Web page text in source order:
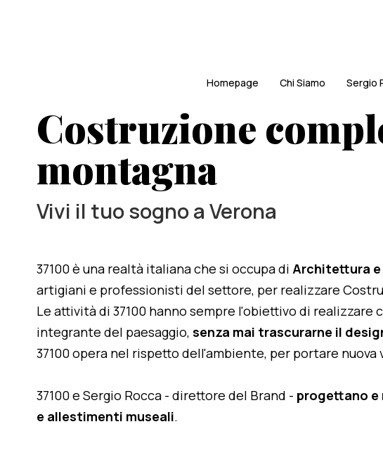
Homepage Chi Siamo Sergio
Costruzione
montagna
Vivi il tuo sogno a Verona
37100 è una realtà italiana che si occupa di Architettura e
artigiani e professionisti del settore, per realizzare
Le attività di 37100 hanno sempre l'obiettivo di
integrante del paesaggio, senza mai trascurarne il
37100 opera nel rispetto dell'ambiente, per portare nuova
37100 e Sergio Rocca - direttore del Brand - progettano
e allestimenti museali.